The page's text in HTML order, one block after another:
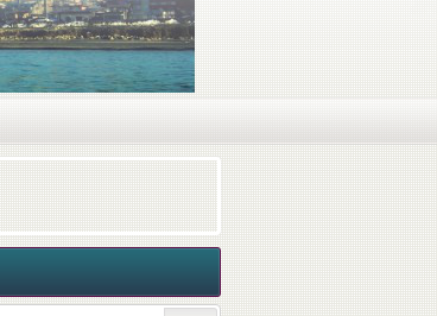
VİDEO GALERİSİ İLETİŞİM